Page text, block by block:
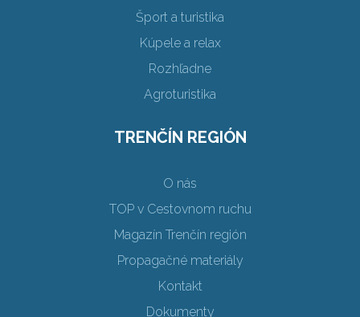
Šport a turistika
Kúpele a relax
Rozhľadne
Agroturistika
TRENČÍN REGIÓN
O nás
TOP v Cestovnom ruchu
Magazín Trenčín región
Propagačné materiály
Kontakt
Dokumenty